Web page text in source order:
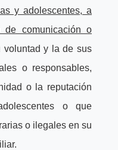
y adolescentes, a
de comunicación o
voluntad y la de sus
o responsables,
o la reputación
o que
o ilegales en su